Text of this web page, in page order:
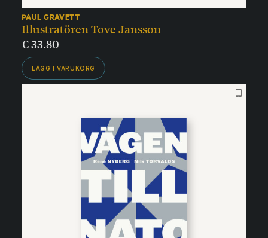
PAUL GRAVETT
Illustratören Tove Jansson
€33.80
LÄGG I VARUKORG